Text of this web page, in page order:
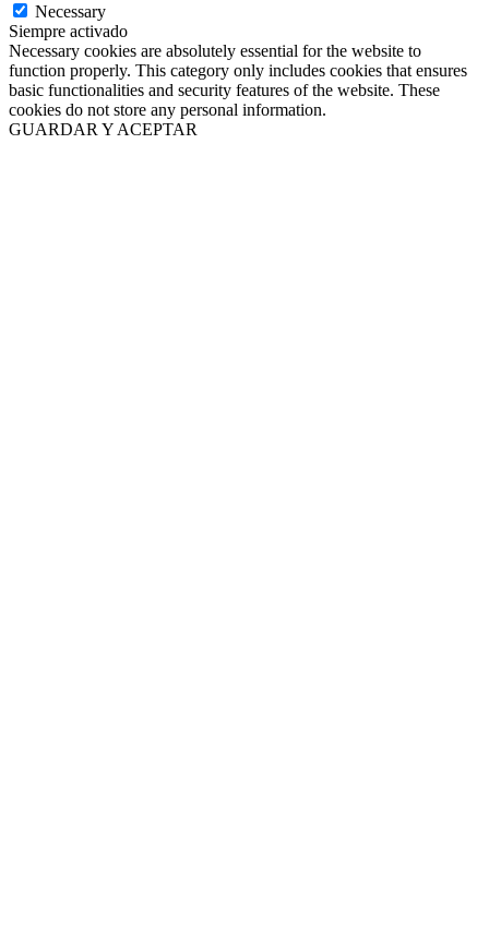
Necessary
Siempre activado
Necessary cookies are absolutely essential for the website to
function properly. This category only includes cookies that ensures
basic functionalities and security features of the website. These
cookies do not store any personal information.
GUARDAR Y ACEPTAR